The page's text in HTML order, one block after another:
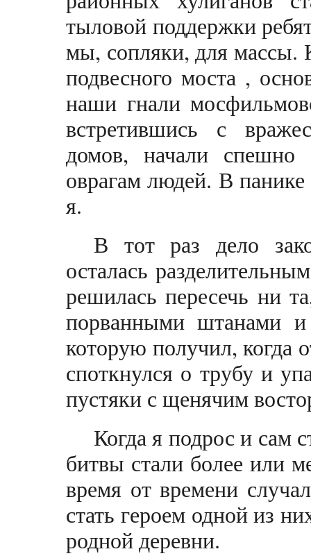
тыловой поддержки
мы, сопляки, для массы.
подвесного моста ,
наши гнали
встретившись с
домов, начали спешно
оврагам людей. В
я.
В тот раз дело
осталась
решилась пересечь ни
порванными штанами
которую получил, когда
споткнулся о трубу и
пустяки с щенячим
Когда я подрос и сам
битвы стали более или
время от времени
стать героем одной из
родной деревни.